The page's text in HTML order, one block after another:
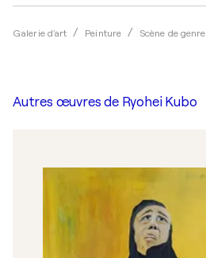
Galerie d'art Peinture Scène de genre
Autres œuvres de Ryohei Kubo